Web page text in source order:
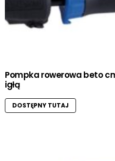
Pompka rowerowa beto
igłą
DOSTĘPNY TUTAJ